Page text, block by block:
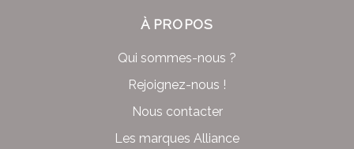
À PROPOS
Qui sommes-nous ?
Rejoignez-nous !
Nous contacter
Les marques Alliance